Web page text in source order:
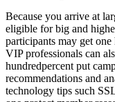
Because you arrive at
eligible for big and
participants may get
VIP professionals can
hundredpercent put
recommendations and
technology tips such